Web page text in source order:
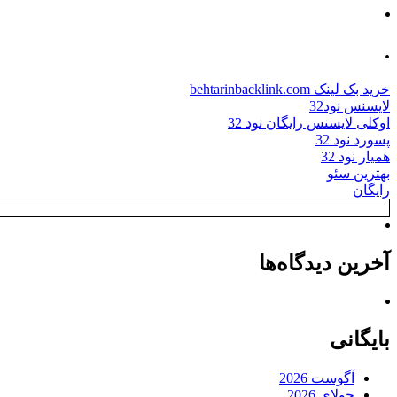
.
خرید بک لینک behtarinbacklink.com
لایسنس نود32
اوکلی لایسنس رایگان نود 32
پسورد نود 32
همیار نود 32
بهترین سئو
رایگان
آخرین دیدگاه‌ها
بایگانی
آگوست 2026